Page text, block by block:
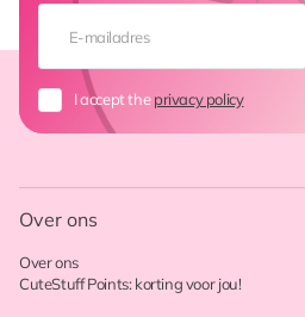
I accept theprivacy policy
Over ons
Over ons
CuteStuff Points: korting voor jou!